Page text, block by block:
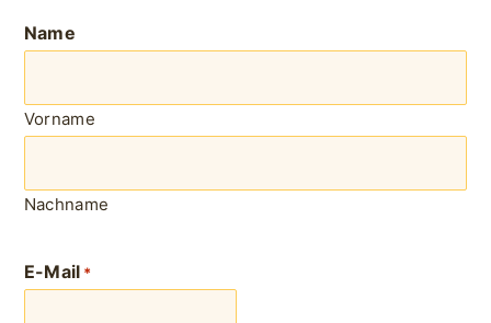
Name
Vorname
Nachname
E-Mail *